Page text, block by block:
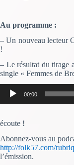
Au programme :
– Un nouveau lecteur
!
– Le résultat du tirage
single « Femmes de
Lecteur
audio
00:00
écoute !
Abonnez-vous au
http://folk57.com/
l’émission.